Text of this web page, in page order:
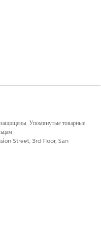
Упомянутые товарные
Street, 3rd Floor, San